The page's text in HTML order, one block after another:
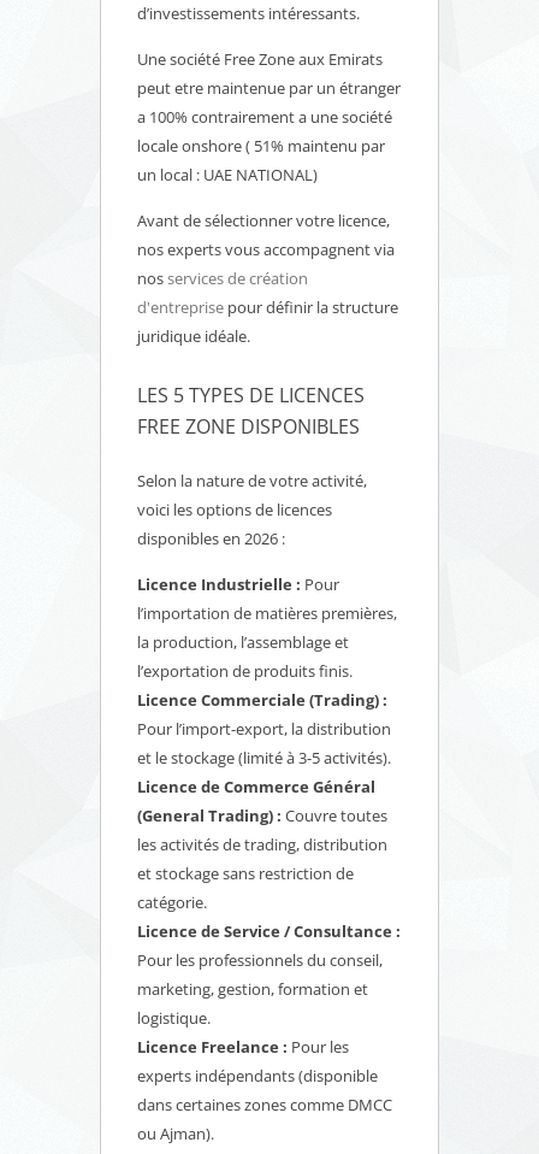
d’investissements intéressants.
Une société Free Zone aux Emirats
peut etre maintenue par un étranger
a 100% contrairement a une société
locale onshore ( 51% maintenu par
un local : UAE NATIONAL)
Avant de sélectionner votre licence,
nos experts vous accompagnent via
nosservices de création
d'entreprise pour définir la structure
juridique idéale.
LES 5 TYPES DE LICENCES
FREE ZONE DISPONIBLES
Selon la nature de votre activité,
voici les options de licences
disponibles en 2026 :
Licence Industrielle : Pour
l’importation de matières premières,
la production, l’assemblage et
l’exportation de produits finis.
Licence Commerciale (Trading) :
Pour l’import-export, la distribution
et le stockage (limité à 3-5 activités).
Licence de Commerce Général
(General Trading) : Couvre toutes
les activités de trading, distribution
et stockage sans restriction de
catégorie.
Licence de Service / Consultance :
Pour les professionnels du conseil,
marketing, gestion, formation et
logistique.
Licence Freelance : Pour les
experts indépendants (disponible
dans certaines zones comme DMCC
ou Ajman).